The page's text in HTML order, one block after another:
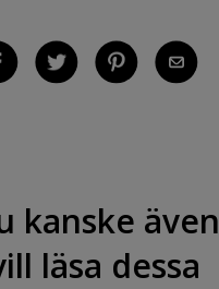
kanske även
läsa dessa